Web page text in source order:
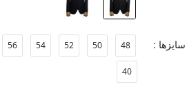
سایزها : 48
50
52
54
56
40